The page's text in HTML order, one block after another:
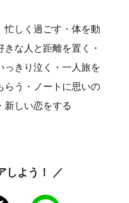
忙しく過ごす・体を動
な人と距離を置く・
っきり泣く・一人旅を
らう・ノートに思いの
新しい恋をする
しよう！ ／